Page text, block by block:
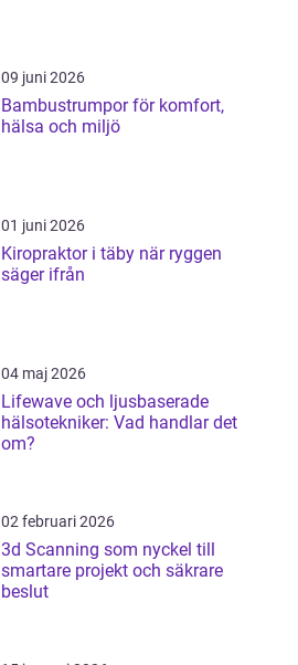
09 juni 2026
Bambustrumpor för komfort,
hälsa och miljö
01 juni 2026
Kiropraktor i täby när ryggen
säger ifrån
04 maj 2026
Lifewave och ljusbaserade
hälsotekniker: Vad handlar det
om?
02 februari 2026
3d Scanning som nyckel till
smartare projekt och säkrare
beslut